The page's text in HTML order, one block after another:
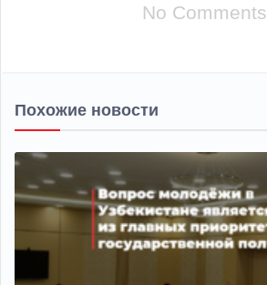
No Comments
Похожие новости